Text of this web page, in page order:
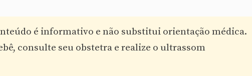
é informativo e não substitui orientação médica.
consulte seu obstetra e realize o ultrassom